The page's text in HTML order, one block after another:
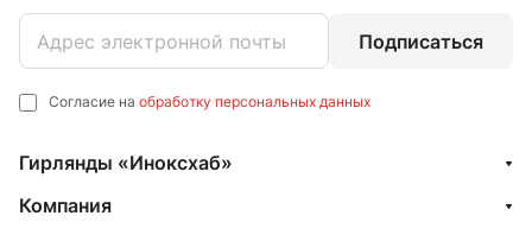
Подписаться
Согласие на обработку персональных данных
Гирлянды «Иноксхаб»
Компания